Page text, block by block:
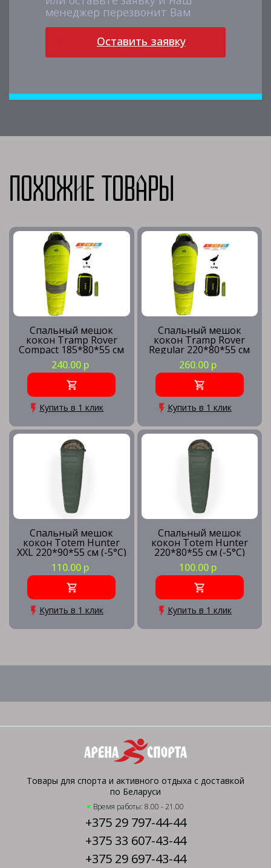
менеджер перезвонит Вам
Оставить заявку
Похожие товары
Спальный мешок
кокон Tramp Rover
Compact 185*80*55 см
(-25°C)
240.00 р
Купить в 1 клик
Спальный мешок
кокон Tramp Rover
Regular 220*80*55 см
(-25°C)
260.00 р
Купить в 1 клик
Спальный мешок
кокон Totem Hunter
XXL 220*90*55 см (-5°C)
110.00 р
Купить в 1 клик
Спальный мешок
кокон Totem Hunter
220*80*55 см (-5°C)
100.00 р
Купить в 1 клик
Товары для спорта и активного отдыха с доставкой
по Беларуси
Время работы: 8.00 - 21.00
+375 29 797-44-44
+375 33 607-43-44
+375 29 697-43-44